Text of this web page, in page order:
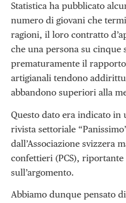
Statistica ha pubblicato
numero di giovani che
ragioni, il loro contratto
che una persona su cinque
prematuramente il
artigianali tendono
abbandono superiori alla
Questo dato era indicato in
rivista settoriale
dall’Associazione svizzera
confettieri (PCS),
sull’argomento.
Abbiamo dunque pensato